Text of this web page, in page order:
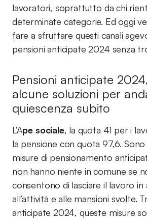
lavoratori, soprattutto da chi
determinate categorie. Ed oggi
fare a sfruttare questi canali
pensioni anticipate 2024 senza
Pensioni anticipate
alcune soluzioni per
quiescenza subito
L’Ape sociale, la quota 41 per i
la pensione con quota 97,6.
misure di pensionamento
non hanno niente in comune se
consentono di lasciare il lavoro in
all’attività e alle mansioni svolte.
anticipate 2024, queste misure